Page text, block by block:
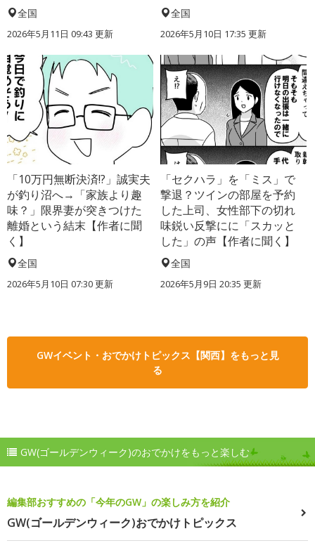
全国
2026年5月11日 09:43 更新
全国
2026年5月10日 17:35 更新
「10万円無断決済!?」誠実夫
が釣り沼へ→「家族より趣
味？」限界妻が突きつけた
離婚という結末【作者に聞
く】
全国
2026年5月10日 07:30 更新
「セクハラ」を「ミス」で
撃退？ツインの部屋を予約
した上司、女性部下の切れ
味鋭い反撃にに「スカッと
した」の声【作者に聞く】
全国
2026年5月9日 20:35 更新
GWイベント・おでかけトピックス【関西】をもっと見
る
GW(ゴールデンウィーク)のおでかけをもっと楽しむ
編集部おすすめの「今年のGW」の楽しみ方を紹介
GW(ゴールデンウィーク)おでかけトピックス